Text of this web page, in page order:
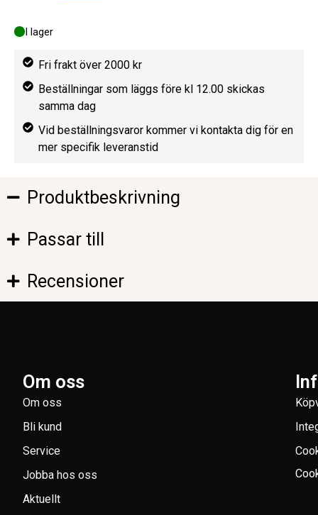
I lager
Fri frakt över 2000 kr
Beställningar som läggs före kl 12.00 skickas
samma dag
Vid beställningsvaror kommer vi kontakta dig för en
mer specifik leveranstid
Produktbeskrivning
Passar till
Recensioner
Om oss
Om oss
Bli kund
Service
Jobba hos oss
Aktuellt